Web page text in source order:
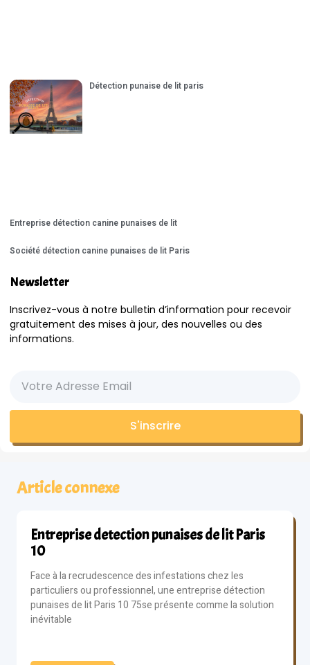
Détection punaise de lit paris
Entreprise détection canine punaises de lit
Société détection canine punaises de lit Paris
Newsletter
Inscrivez-vous à notre bulletin d’information pour recevoir
gratuitement des mises à jour, des nouvelles ou des
informations.
S'inscrire
Article connexe
Entreprise detection punaises de lit Paris
10
Face à la recrudescence des infestations chez les
particuliers ou professionnel, une entreprise détection
punaises de lit Paris 10 75se présente comme la solution
inévitable